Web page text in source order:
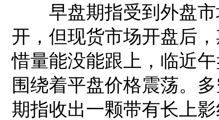
早盘期指受到外盘市
开，但现货市场开盘后
惜量能没能跟上，临近
围绕着平盘价格震荡。
期指收出一颗带有长上